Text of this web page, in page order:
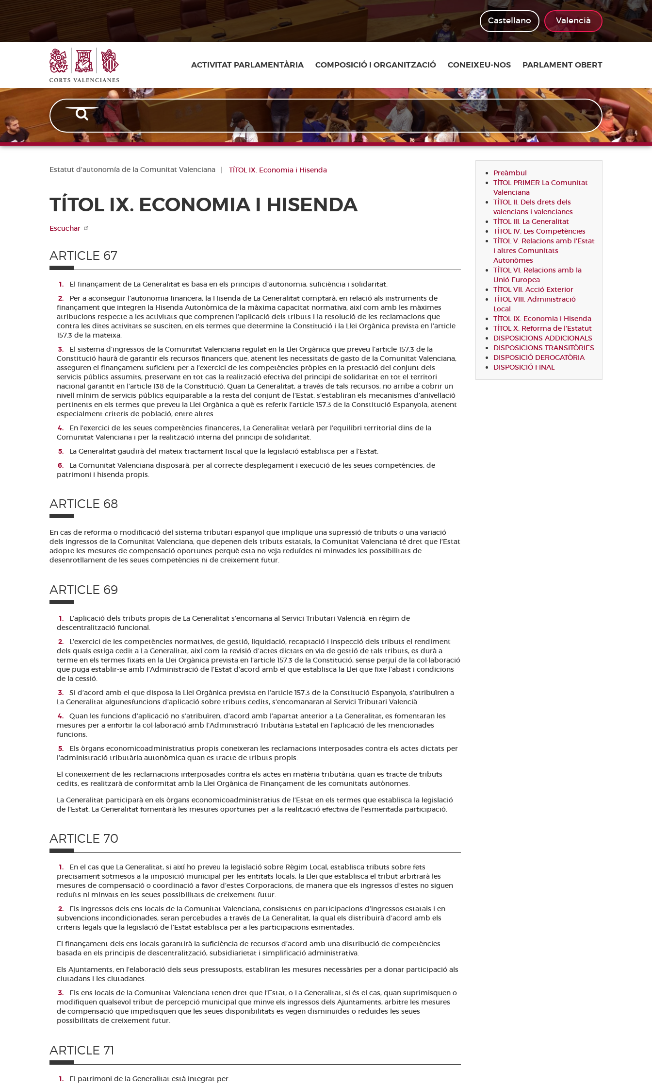
Corts
Valencianes
Castellano Valencià
ACTIVITAT PARLAMENTÀRIA COMPOSICIÓ I ORGANITZACIÓ CONEIXEU-NOS PARLAMENT OBERT
Estatut d'autonomía de la Comunitat Valenciana TÍTOL IX. Economia i Hisenda
TÍTOL IX. ECONOMIA I HISENDA
Escuchar
ARTICLE 67
El finançament de La Generalitat es basa en els principis d’autonomia, suficiència i solidaritat.
Per a aconseguir l’autonomia financera, la Hisenda de La Generalitat comptarà, en relació als instruments de
finançament que integren la Hisenda Autonòmica de la màxima capacitat normativa, així com amb les màximes
atribucions respecte a les activitats que comprenen l’aplicació dels tributs i la resolució de les reclamacions que
contra les dites activitats se susciten, en els termes que determine la Constitució i la Llei Orgànica prevista en l’article
157.3 de la mateixa.
El sistema d’ingressos de la Comunitat Valenciana regulat en la Llei Orgànica que preveu l’article 157.3 de la
Constitució haurà de garantir els recursos financers que, atenent les necessitats de gasto de la Comunitat Valenciana,
asseguren el finançament suficient per a l’exercici de les competències pròpies en la prestació del conjunt dels
servicis públics assumits, preservant en tot cas la realització efectiva del principi de solidaritat en tot el territori
nacional garantit en l’article 138 de la Constitució. Quan La Generalitat, a través de tals recursos, no arribe a cobrir un
nivell mínim de servicis públics equiparable a la resta del conjunt de l’Estat, s’establiran els mecanismes d’anivellació
pertinents en els termes que preveu la Llei Orgànica a què es referix l’article 157.3 de la Constitució Espanyola, atenent
especialment criteris de població, entre altres.
En l’exercici de les seues competències financeres, La Generalitat vetlarà per l’equilibri territorial dins de la
Comunitat Valenciana i per la realització interna del principi de solidaritat.
La Generalitat gaudirà del mateix tractament fiscal que la legislació establisca per a l’Estat.
La Comunitat Valenciana disposarà, per al correcte desplegament i execució de les seues competències, de
patrimoni i hisenda propis.
ARTICLE 68
En cas de reforma o modificació del sistema tributari espanyol que implique una supressió de tributs o una variació
dels ingressos de la Comunitat Valenciana, que depenen dels tributs estatals, la Comunitat Valenciana té dret que l’Estat
adopte les mesures de compensació oportunes perquè esta no veja reduïdes ni minvades les possibilitats de
desenrotllament de les seues competències ni de creixement futur.
ARTICLE 69
L’aplicació dels tributs propis de La Generalitat s’encomana al Servici Tributari Valencià, en règim de
descentralització funcional.
L’exercici de les competències normatives, de gestió, liquidació, recaptació i inspecció dels tributs el rendiment
dels quals estiga cedit a La Generalitat, així com la revisió d’actes dictats en via de gestió de tals tributs, es durà a
terme en els termes fixats en la Llei Orgànica prevista en l’article 157.3 de la Constitució, sense perjuí de la col·laboració
que puga establir-se amb l’Administració de l’Estat d’acord amb el que establisca la Llei que fixe l’abast i condicions
de la cessió.
Si d’acord amb el que disposa la Llei Orgànica prevista en l’article 157.3 de la Constitució Espanyola, s’atribuïren a
La Generalitat algunesfuncions d’aplicació sobre tributs cedits, s’encomanaran al Servici Tributari Valencià.
Quan les funcions d’aplicació no s’atribuïren, d’acord amb l’apartat anterior a La Generalitat, es fomentaran les
mesures per a enfortir la col·laboració amb l’Administració Tributària Estatal en l’aplicació de les mencionades
funcions.
Els òrgans economicoadministratius propis coneixeran les reclamacions interposades contra els actes dictats per
l’administració tributària autonòmica quan es tracte de tributs propis.
El coneixement de les reclamacions interposades contra els actes en matèria tributària, quan es tracte de tributs
cedits, es realitzarà de conformitat amb la Llei Orgànica de Finançament de les comunitats autònomes.
La Generalitat participarà en els òrgans economicoadministratius de l’Estat en els termes que establisca la legislació
de l’Estat. La Generalitat fomentarà les mesures oportunes per a la realització efectiva de l’esmentada participació.
ARTICLE 70
En el cas que La Generalitat, si així ho preveu la legislació sobre Règim Local, establisca tributs sobre fets
precisament sotmesos a la imposició municipal per les entitats locals, la Llei que establisca el tribut arbitrarà les
mesures de compensació o coordinació a favor d’estes Corporacions, de manera que els ingressos d’estes no siguen
reduïts ni minvats en les seues possibilitats de creixement futur.
Els ingressos dels ens locals de la Comunitat Valenciana, consistents en participacions d’ingressos estatals i en
subvencions incondicionades, seran percebudes a través de La Generalitat, la qual els distribuirà d’acord amb els
criteris legals que la legislació de l’Estat establisca per a les participacions esmentades.
El finançament dels ens locals garantirà la suficiència de recursos d’acord amb una distribució de competències
basada en els principis de descentralització, subsidiarietat i simplificació administrativa.
Els Ajuntaments, en l’elaboració dels seus pressuposts, establiran les mesures necessàries per a donar participació als
ciutadans i les ciutadanes.
Els ens locals de la Comunitat Valenciana tenen dret que l’Estat, o La Generalitat, si és el cas, quan suprimisquen o
modifiquen qualsevol tribut de percepció municipal que minve els ingressos dels Ajuntaments, arbitre les mesures
de compensació que impedisquen que les seues disponibilitats es vegen disminuïdes o reduïdes les seues
possibilitats de creixement futur.
ARTICLE 71
El patrimoni de la Generalitat està integrat per:
Preàmbul
TÍTOL PRIMER La Comunitat
Valenciana
TÍTOL II. Dels drets dels
valencians i valencianes
TÍTOL III. La Generalitat
TÍTOL IV. Les Competències
TÍTOL V. Relacions amb l'Estat
i altres Comunitats
Autonòmes
TÍTOL VI. Relacions amb la
Unió Europea
TÍTOL VII. Acció Exterior
TÍTOL VIII. Administració
Local
TÍTOL IX. Economia i Hisenda
TÍTOL X. Reforma de l'Estatut
DISPOSICIONS ADDICIONALS
DISPOSICIONS TRANSITÒRIES
DISPOSICIÓ DEROGATÒRIA
DISPOSICIÓ FINAL